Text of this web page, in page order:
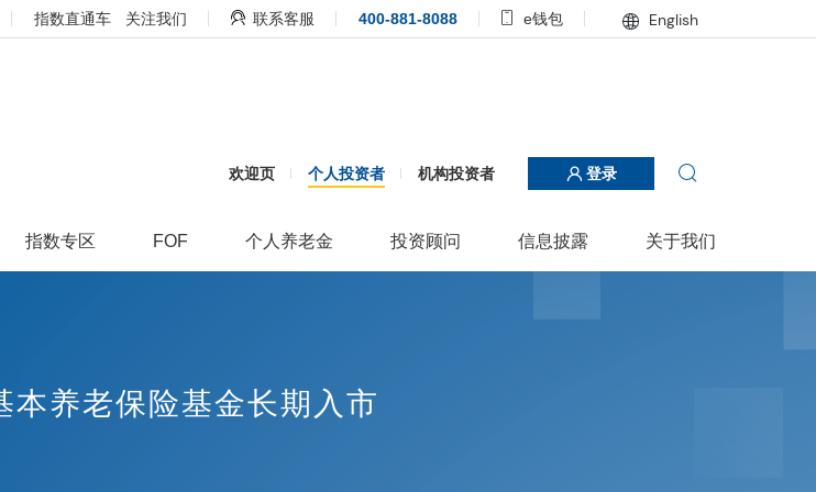
指数直通车 关注我们 联系客服 400-881-8088 e钱包 English
欢迎页 个人投资者 机构投资者 登录
指数专区 FOF 个人养老金 投资顾问 信息披露 关于我们
养老保险基金长期入市